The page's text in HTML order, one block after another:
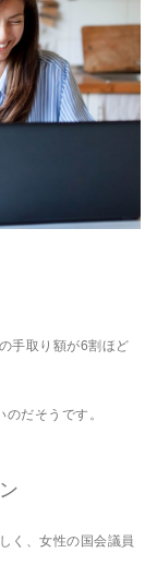
手取り額が6割ほど
のだそうです。
く、女性の国会議員